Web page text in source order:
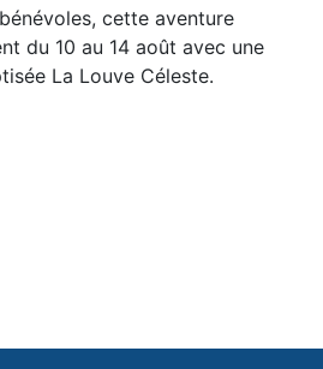
cette aventure
du 10 au 14 août avec une
La Louve Céleste.